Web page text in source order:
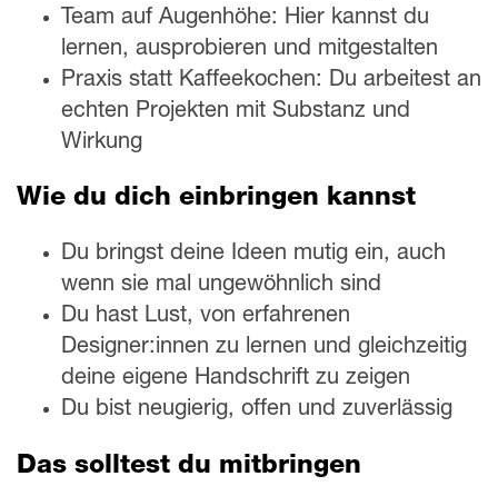
Team auf Augenhöhe: Hier kannst du
lernen, ausprobieren und mitgestalten
Praxis statt Kaffeekochen: Du arbeitest an
echten Projekten mit Substanz und
Wirkung
Wie du dich einbringen kannst
Du bringst deine Ideen mutig ein, auch
wenn sie mal ungewöhnlich sind
Du hast Lust, von erfahrenen
Designer:innen zu lernen und gleichzeitig
deine eigene Handschrift zu zeigen
Du bist neugierig, offen und zuverlässig
Das solltest du mitbringen